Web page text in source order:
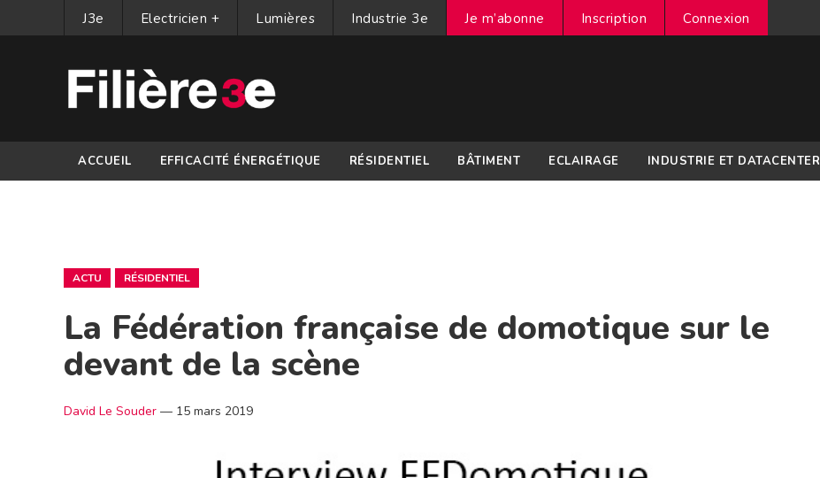
J3e Electricien + Lumières Industrie 3e Je m’abonne Inscription Connexion
ACCUEIL EFFICACITÉ ÉNERGÉTIQUE RÉSIDENTIEL BÂTIMENT ECLAIRAGE INDUSTRIE ET DATACENTER
ACTU RÉSIDENTIEL
La Fédération française de domotique sur le
devant de la scène
David Le Souder — 15 mars 2019